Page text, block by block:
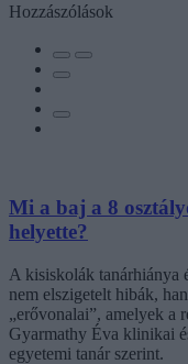
Hozzászólások
Mi a baj a 8
helyette?
A kisiskolák tanárhiánya
nem elszigetelt hibák,
„erővonalai”, amelyek a
Gyarmathy Éva klinikai
egyetemi tanár szerint.